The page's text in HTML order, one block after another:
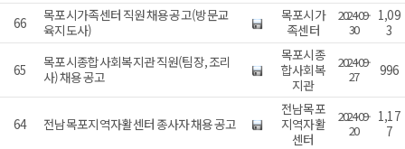
66
목포시가족센터 직원 채용 공고(방문교
육지도사)
목포시가
족센터
2024-09-
30
1,09
3
65
목포시종합사회복지관 직원(팀장, 조리
사) 채용 공고
목포시종
합사회복
지관
2024-09-
27
996
64 전남목포지역자활센터 종사자 채용 공고
전남목포
지역자활
센터
2024-09-
20
1,17
7